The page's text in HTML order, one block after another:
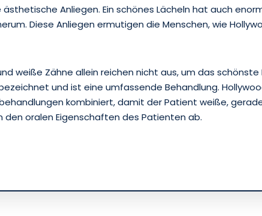
Anliegen. Ein schönes Lächeln hat auch
Diese Anliegen ermutigen die Menschen, wie
weiße Zähne allein reichen nicht aus, um das schönste
und ist eine umfassende Behandlung.
kombiniert, damit der Patient weiße,
den oralen Eigenschaften des Patienten ab.